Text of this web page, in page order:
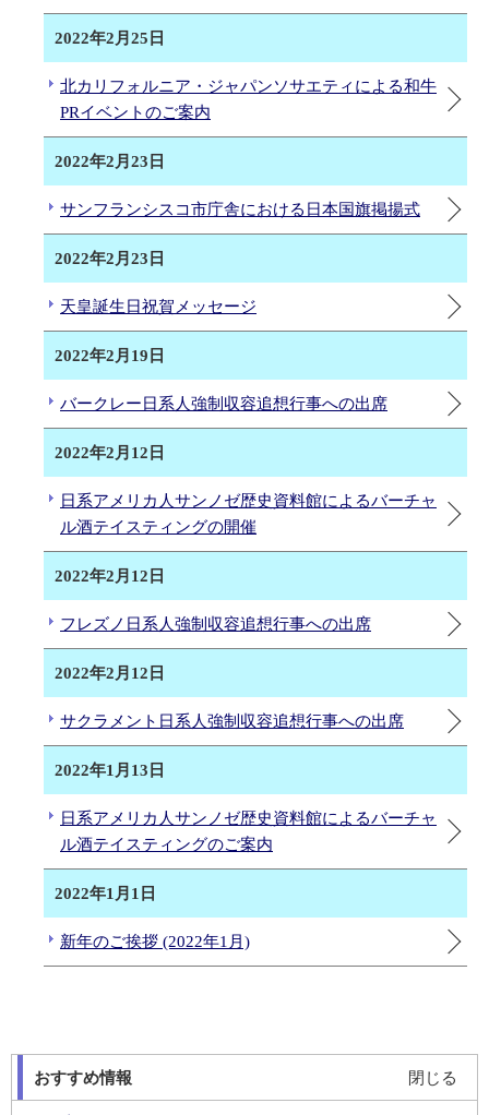
2022年2月25日
北カリフォルニア・ジャパンソサエティによる和牛
PRイベントのご案内
2022年2月23日
サンフランシスコ市庁舎における日本国旗掲揚式
2022年2月23日
天皇誕生日祝賀メッセージ
2022年2月19日
バークレー日系人強制収容追想行事への出席
2022年2月12日
日系アメリカ人サンノゼ歴史資料館によるバーチャ
ル酒テイスティングの開催
2022年2月12日
フレズノ日系人強制収容追想行事への出席
2022年2月12日
サクラメント日系人強制収容追想行事への出席
2022年1月13日
日系アメリカ人サンノゼ歴史資料館によるバーチャ
ル酒テイスティングのご案内
2022年1月1日
新年のご挨拶 (2022年1月)
おすすめ情報 閉じる